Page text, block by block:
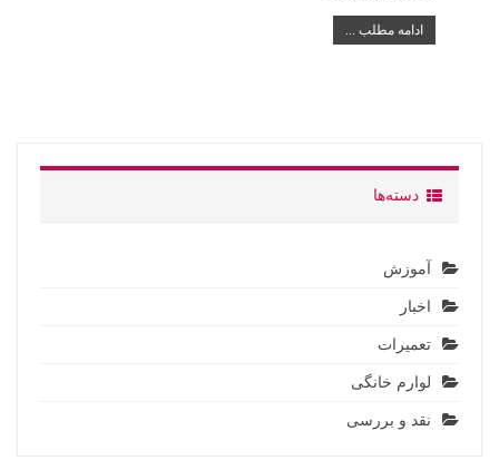
ادامه مطلب ...
دسته‌ها
آموزش
اخبار
تعمیرات
لوارم خانگی
نقد و بررسی